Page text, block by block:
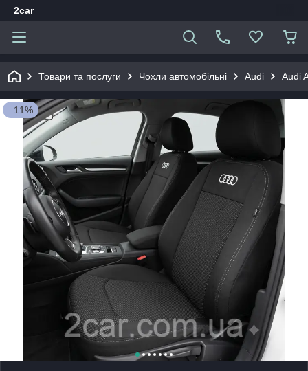
2car
Товари та послуги Чохли автомобільні Audi Audi
–11%